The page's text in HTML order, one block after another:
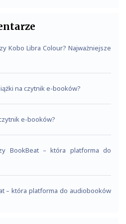
Kobo Libra Colour? Najważniejsze
na czytnik e-booków?
e-booków?
BookBeat – która platforma do
– która platforma do audiobooków